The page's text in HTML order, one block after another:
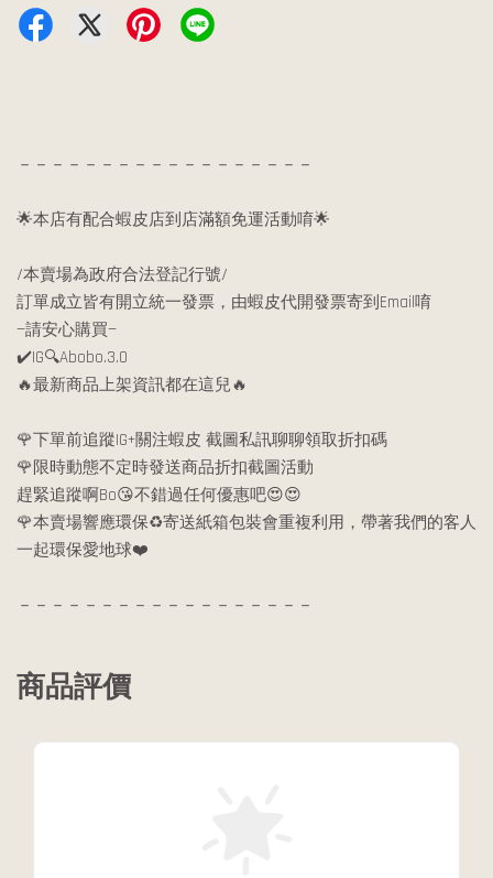
－－－－－－－－－－－－－－－－－－
🌟本店有配合蝦皮店到店滿額免運活動唷🌟
/本賣場為政府合法登記行號/
訂單成立皆有開立統一發票，由蝦皮代開發票寄到Email唷
—請安心購買—
✔️IG🔍Abobo.3.0
🔥最新商品上架資訊都在這兒🔥
🌹下單前追蹤IG+關注蝦皮 截圖私訊聊聊領取折扣碼
🌹限時動態不定時發送商品折扣截圖活動
趕緊追蹤啊Bo😘不錯過任何優惠吧😍😍
🌹本賣場響應環保♻️寄送紙箱包裝會重複利用，帶著我們的客人
一起環保愛地球❤️
－－－－－－－－－－－－－－－－－－
商品評價